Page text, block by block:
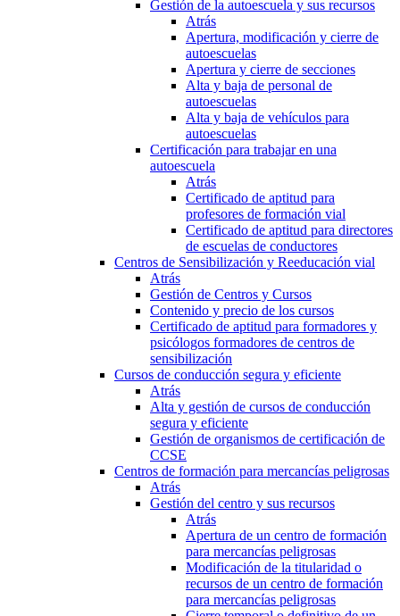
Gestión de la autoescuela y sus recursos
Atrás
Apertura, modificación y cierre de
autoescuelas
Apertura y cierre de secciones
Alta y baja de personal de
autoescuelas
Alta y baja de vehículos para
autoescuelas
Certificación para trabajar en una
autoescuela
Atrás
Certificado de aptitud para
profesores de formación vial
Certificado de aptitud para directores
de escuelas de conductores
Centros de Sensibilización y Reeducación vial
Atrás
Gestión de Centros y Cursos
Contenido y precio de los cursos
Certificado de aptitud para formadores y
psicólogos formadores de centros de
sensibilización
Cursos de conducción segura y eficiente
Atrás
Alta y gestión de cursos de conducción
segura y eficiente
Gestión de organismos de certificación de
CCSE
Centros de formación para mercancías peligrosas
Atrás
Gestión del centro y sus recursos
Atrás
Apertura de un centro de formación
para mercancías peligrosas
Modificación de la titularidad o
recursos de un centro de formación
para mercancías peligrosas